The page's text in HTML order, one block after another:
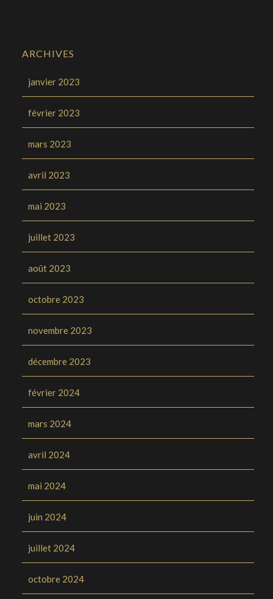
ARCHIVES
janvier 2023
février 2023
mars 2023
avril 2023
mai 2023
juillet 2023
août 2023
octobre 2023
novembre 2023
décembre 2023
février 2024
mars 2024
avril 2024
mai 2024
juin 2024
juillet 2024
octobre 2024